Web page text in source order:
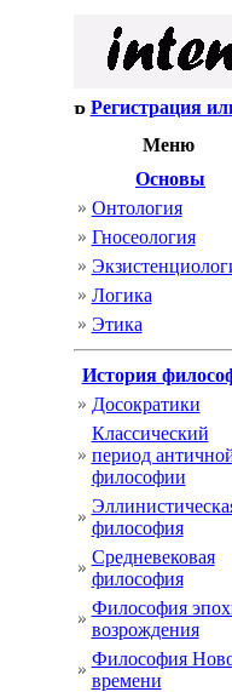
Регистрация
Меню
Основы
Онтология
Гносеология
Логика
Этика
История
Досократики
Классический
период
философии
философия
Cредневековая
философия
Философия
возрождения
Философия
времени